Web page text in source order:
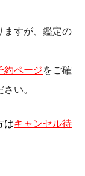
ますが、鑑定の
約ページをご確
い。
はキャンセル待